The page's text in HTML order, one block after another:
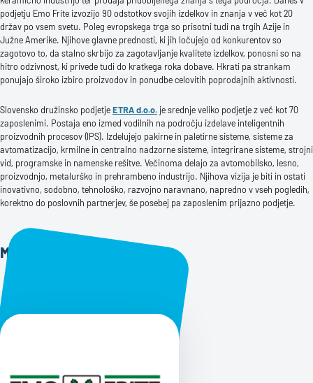
podjetju Emo Frite izvozijo 90 odstotkov svojih izdelkov in znanja v več kot 20
držav po vsem svetu. Poleg evropskega trga so prisotni tudi na trgih Azije in
Južne Amerike. Njihove glavne prednosti, ki jih ločujejo od konkurentov so
zagotovo to, da stalno skrbijo za zagotavljanje kvalitete izdelkov, ponosni so na
hitro odzivnost, ki privede tudi do kratkega roka dobave. Hkrati pa strankam
ponujajo široko izbiro proizvodov in ponudbe celovitih poprodajnih aktivnosti.
Slovensko družinsko podjetjeETRA d.o.o. je srednje veliko podjetje z več kot 70
zaposlenimi. Postaja eno izmed vodilnih na področju izdelave inteligentnih
proizvodnih procesov (IPS). Izdelujejo pakirne in paletirne sisteme, sisteme za
avtomatizacijo, krmilne in centralno nadzorne sisteme, integrirane sisteme, strojni
vid, programske in namenske rešitve. Večinoma delajo za avtomobilsko, lesno,
proizvodnjo, metalurško in prehrambeno industrijo. Njihova vizija je biti in ostati
inovativno, sodobno, tehnološko, razvojno naravnano, napredno v vseh pogledih,
korektno do poslovnih partnerjev, še posebej pa zaposlenim prijazno podjetje.
Mnenje stranke o Tiko Pro